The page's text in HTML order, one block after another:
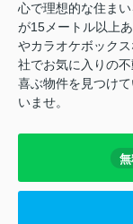
心で理想的な住ま
が15メートル以上
やカラオケボック
社でお気に入りの
喜ぶ物件を見つけ
いませ。